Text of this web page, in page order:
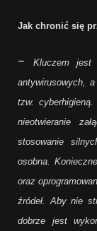
Jak chronić się
– Kluczem
jest
antywirusowych,
tzw.
nieotwieranie
stosowanie
osobna.
oraz
źródeł. Aby nie
dobrze jest